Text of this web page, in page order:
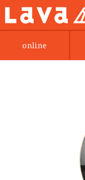
online